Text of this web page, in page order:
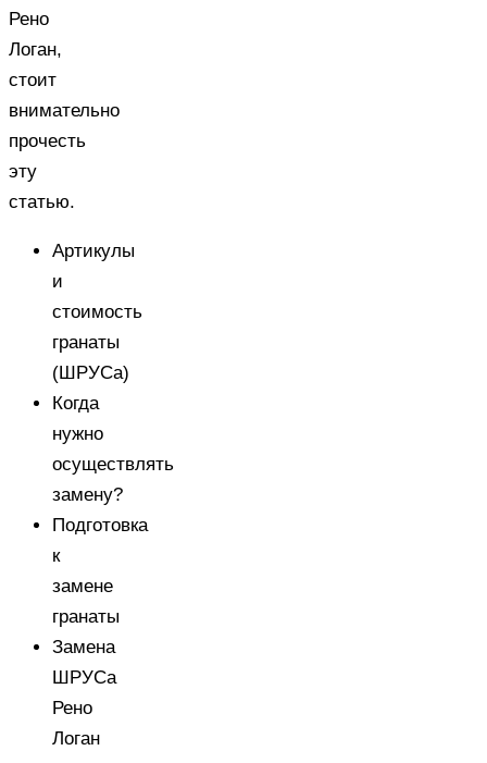
Рено
Логан,
стоит
внимательно
прочесть
эту
статью.
Артикулы
и
стоимость
гранаты
(ШРУСа)
Когда
нужно
осуществлять
замену?
Подготовка
к
замене
гранаты
Замена
ШРУСа
Рено
Логан